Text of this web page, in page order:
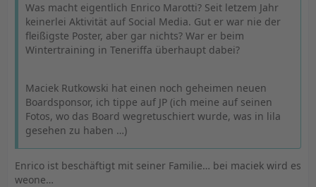
Was macht eigentlich Enrico Marotti? Seit letzem Jahr
keinerlei Aktivität auf Social Media. Gut er war nie der
fleißigste Poster, aber gar nichts? War er beim
Wintertraining in Teneriffa überhaupt dabei?
Maciek Rutkowski hat einen noch geheimen neuen
Boardsponsor, ich tippe auf JP (ich meine auf seinen
Fotos, wo das Board wegretuschiert wurde, was in lila
gesehen zu haben …)
Enrico ist beschäftigt mit seiner Familie… bei maciek wird es
weone…